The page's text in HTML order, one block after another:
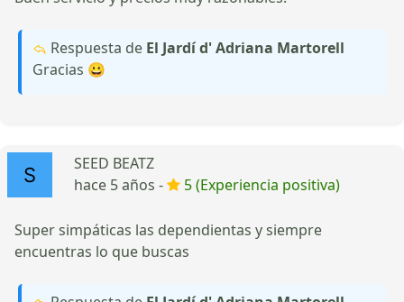
Respuesta de El Jardí d' Adriana Martorell
Gracias 😀
SEED BEATZ
hace 5 años -
5 (Experiencia positiva)
Super simpáticas las dependientas y siempre
encuentras lo que buscas